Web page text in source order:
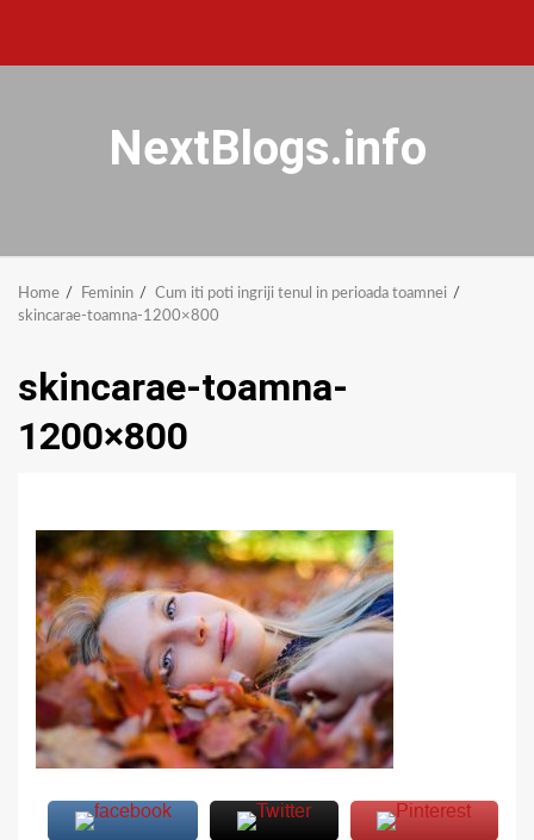
NextBlogs.info
Home Feminin
Cum iti poti ingriji tenul in perioada toamnei
skincarae-toamna-1200×800
skincarae-toamna-
1200×800